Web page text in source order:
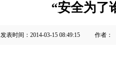
“安全为了
发表时间：2014-03-15 08:49:15 作者：